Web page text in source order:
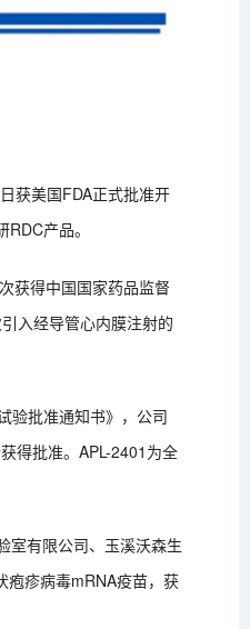
获美国FDA正式批准开
产品。
获得中国国家药品监督
入经导管心内膜注射的
验批准通知书》，公司
得批准。APL-2401为全
室有限公司、玉溪沃森生
疱疹病毒mRNA疫苗，获